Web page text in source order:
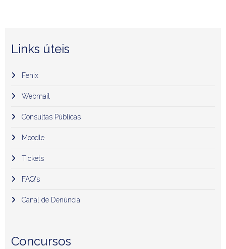
Links úteis
Fenix
Webmail
Consultas Públicas
Moodle
Tickets
FAQ's
Canal de Denúncia
Concursos